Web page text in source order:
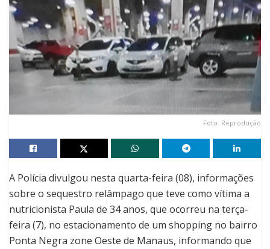
Foto: Reprodução
A Polícia divulgou nesta quarta-feira (08), informações
sobre o sequestro relâmpago que teve como vítima a
nutricionista Paula de 34 anos, que ocorreu na terça-
feira (7), no estacionamento de um shopping no bairro
Ponta Negra zone Oeste de Manaus, informando que